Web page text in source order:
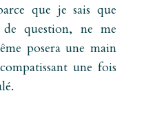
que je sais que
question, ne me
posera une main
une fois